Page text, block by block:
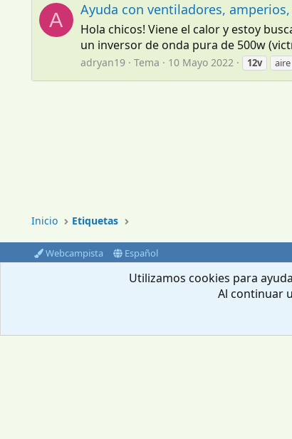
A Ayuda con ventiladores,
Hola chicos! Viene el calor y estoy
un inversor de onda pura de 500w
adryan19 Tema 10 Mayo 2022 12v aire
Inicio Etiquetas
Webcampista Español
Community platform by XenForo © 2010-2024 XenForo Ltd.
Utilizamos cookies para
Al continuar